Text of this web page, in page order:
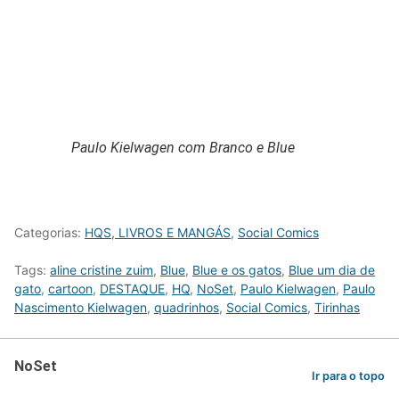
Paulo Kielwagen com Branco e Blue
Categorias: HQS, LIVROS E MANGÁS, Social Comics
Tags: aline cristine zuim, Blue, Blue e os gatos, Blue um dia de
gato, cartoon, DESTAQUE, HQ, NoSet, Paulo Kielwagen, Paulo
Nascimento Kielwagen, quadrinhos, Social Comics, Tirinhas
NoSet
Ir para o topo